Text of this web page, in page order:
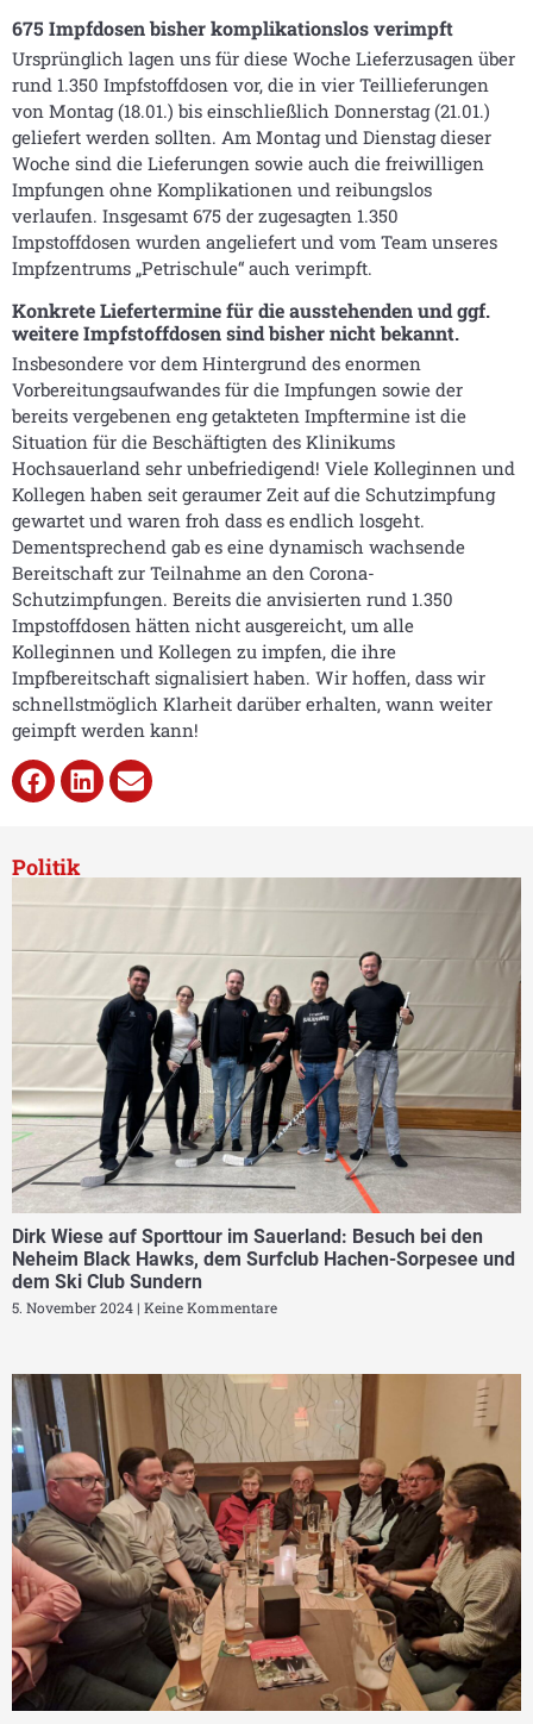
675 Impfdosen bisher komplikationslos verimpft
Ursprünglich lagen uns für diese Woche Lieferzusagen über
rund 1.350 Impfstoffdosen vor, die in vier Teillieferungen
von Montag (18.01.) bis einschließlich Donnerstag (21.01.)
geliefert werden sollten. Am Montag und Dienstag dieser
Woche sind die Lieferungen sowie auch die freiwilligen
Impfungen ohne Komplikationen und reibungslos
verlaufen. Insgesamt 675 der zugesagten 1.350
Impstoffdosen wurden angeliefert und vom Team unseres
Impfzentrums „Petrischule“ auch verimpft.
Konkrete Liefertermine für die ausstehenden und ggf.
weitere Impfstoffdosen sind bisher nicht bekannt.
Insbesondere vor dem Hintergrund des enormen
Vorbereitungsaufwandes für die Impfungen sowie der
bereits vergebenen eng getakteten Impftermine ist die
Situation für die Beschäftigten des Klinikums
Hochsauerland sehr unbefriedigend! Viele Kolleginnen und
Kollegen haben seit geraumer Zeit auf die Schutzimpfung
gewartet und waren froh dass es endlich losgeht.
Dementsprechend gab es eine dynamisch wachsende
Bereitschaft zur Teilnahme an den Corona-
Schutzimpfungen. Bereits die anvisierten rund 1.350
Impstoffdosen hätten nicht ausgereicht, um alle
Kolleginnen und Kollegen zu impfen, die ihre
Impfbereitschaft signalisiert haben. Wir hoffen, dass wir
schnellstmöglich Klarheit darüber erhalten, wann weiter
geimpft werden kann!
Politik
Dirk Wiese auf Sporttour im Sauerland: Besuch bei den
Neheim Black Hawks, dem Surfclub Hachen-Sorpesee und
dem Ski Club Sundern
5. November 2024 Keine Kommentare